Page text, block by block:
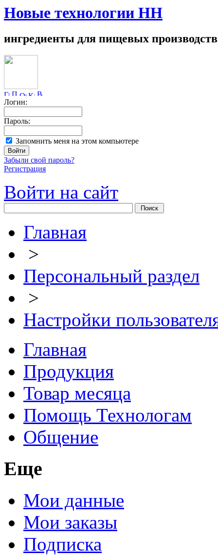
Новые технологии НН
ингредиенты для пищевых производств
Логин:
Пароль:
Запомнить меня на этом компьютере
Забыли свой пароль?
Регистрация
Войти на сайт
Главная
>
Персональный раздел
>
Настройки
Главная
Продукция
Товар месяца
Помощь Технологам
Общение
Еще
Мои данные
Мои заказы
Подписка